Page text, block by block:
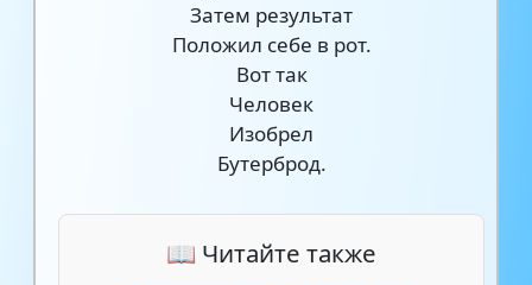
Затем результат
Положил себе в рот.
Вот так
Человек
Изобрел
Бутерброд.
📖 Читайте также